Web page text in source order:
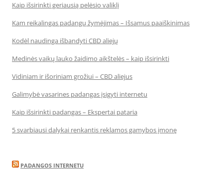
Kaip išsirinkti geriausią pelėsio valiklį
Kam reikalingas padangų žymėjimas – Išsamus paaiškinimas
Kodėl naudinga išbandyti CBD aliejų
Medinės vaikų lauko žaidimo aikštelės – kaip išsirinkti
Vidiniam ir išoriniam grožiui – CBD aliejus
Galimybė vasarines padangas įsigyti internetu
Kaip išsirinkti padangas – Ekspertai pataria
5 svarbiausi dalykai renkantis reklamos gamybos įmonę
PADANGOS INTERNETU